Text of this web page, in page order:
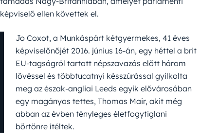
képviselő ellen követtek el.
Jo Coxot, a Munkáspárt kétgyermekes, 41 éves
képviselőnőjét 2016. június 16-án, egy héttel a brit
EU-tagságról tartott népszavazás előtt három
lövéssel és többtucatnyi késszúrással gyilkolta
meg az észak-angliai Leeds egyik elővárosában
egy magányos tettes, Thomas Mair, akit még
abban az évben tényleges életfogytiglani
börtönre ítéltek.